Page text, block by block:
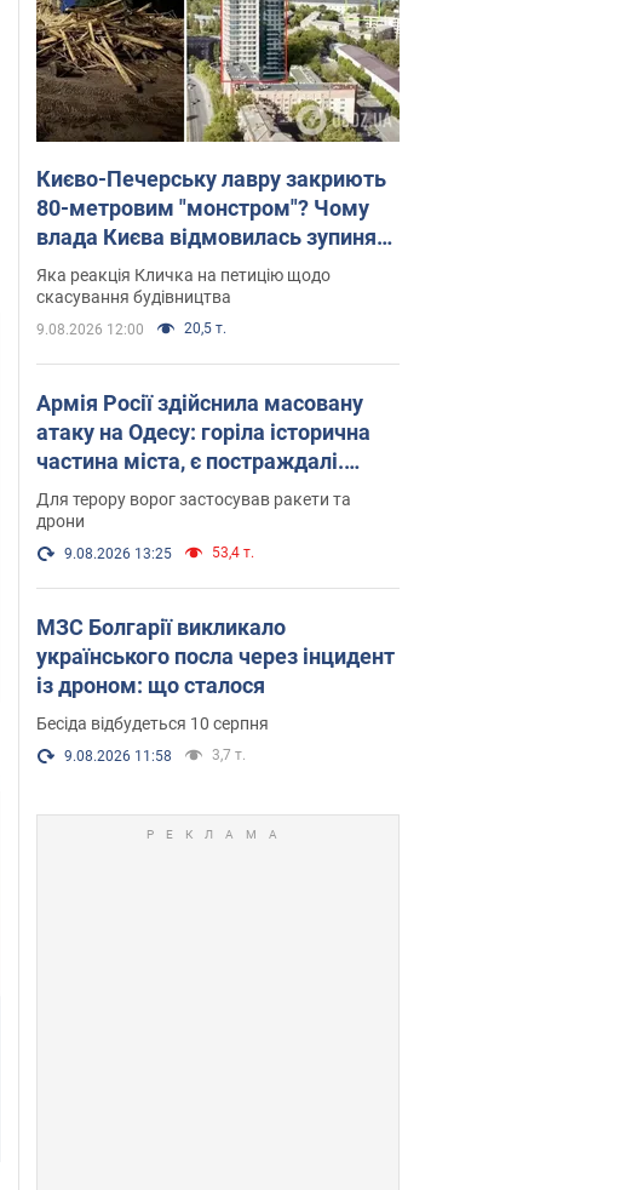
Києво-Печерську лавру закриють
80-метровим "монстром"? Чому
влада Києва відмовилась зупиняти
будівництво хмарочоса
"московського вірянина"
Яка реакція Кличка на петицію щодо
скасування будівництва
9.08.2026 12:00 20,5 т.
Армія Росії здійснила масовану
атаку на Одесу: горіла історична
частина міста, є постраждалі.
Фото та відео
Для терору ворог застосував ракети та
дрони
9.08.2026 13:25 53,4 т.
МЗС Болгарії викликало
українського посла через інцидент
із дроном: що сталося
Бесіда відбудеться 10 серпня
9.08.2026 11:58 3,7 т.